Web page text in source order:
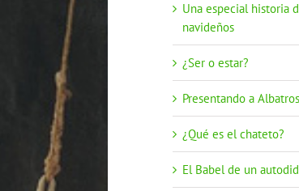
Una especial historia
navideños
¿Ser o estar?
Presentando a Albatros
¿Qué es el chateto?
El Babel de un